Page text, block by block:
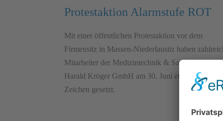
Protestaktion Alarmstufe ROT
Mit einer öffentlichen Protestaktion vor dem
Firmensitz in Massen-Niederlausitz haben
Mitarbeiter der Medizintechnik & Sanitätshaus
Harald Kröger GmbH am 30. Juni ein gemeinsames
Zeichen gesetzt.